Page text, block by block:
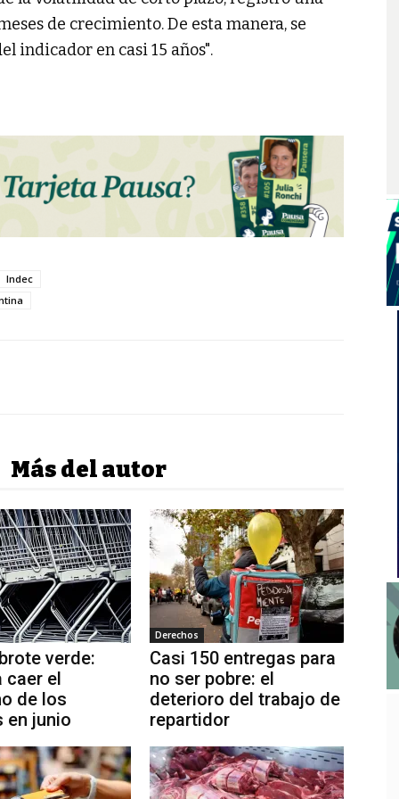
de crecimiento. De esta manera, se
indicador en casi 15 años".
Indec
Más del autor
verde:
caer el
de los
en junio
Derechos
Casi 150 entregas para
no ser pobre: el
deterioro del trabajo de
repartidor